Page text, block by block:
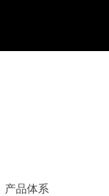
产品体系